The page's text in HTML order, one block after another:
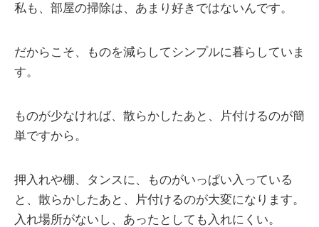
私も、部屋の掃除は、あまり好きではないんです。
だからこそ、ものを減らしてシンプルに暮らしていま
す。
ものが少なければ、散らかしたあと、片付けるのが簡
単ですから。
押入れや棚、タンスに、ものがいっぱい入っている
と、散らかしたあと、片付けるのが大変になります。
入れ場所がないし、あったとしても入れにくい。